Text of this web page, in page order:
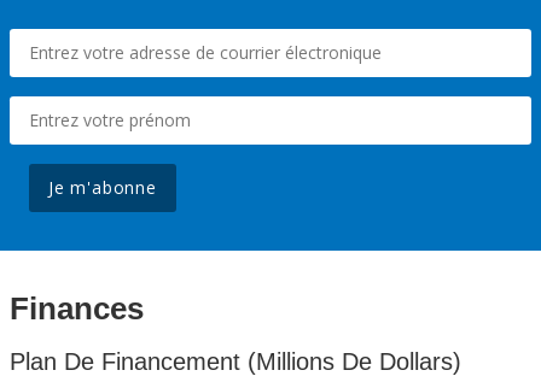
Je m'abonne
Finances
Plan De Financement (Millions De Dollars)